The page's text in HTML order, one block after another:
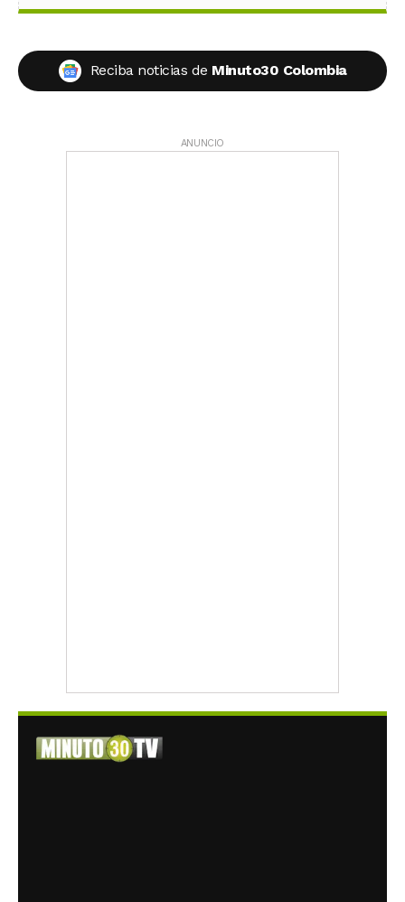
Reciba noticias de Minuto30 Colombia
ANUNCIO